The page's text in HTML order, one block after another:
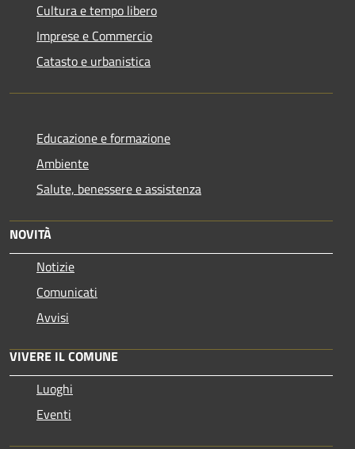
Cultura e tempo libero
Imprese e Commercio
Catasto e urbanistica
Educazione e formazione
Ambiente
Salute, benessere e assistenza
NOVITÀ
Notizie
Comunicati
Avvisi
VIVERE IL COMUNE
Luoghi
Eventi